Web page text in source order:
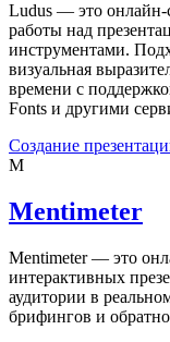
Ludus — это онлайн-
работы над
инструментами.
визуальная
времени с
Fonts и другими
Создание
M
Mentimeter
Mentimeter — это
интерактивных
аудитории в
брифингов и